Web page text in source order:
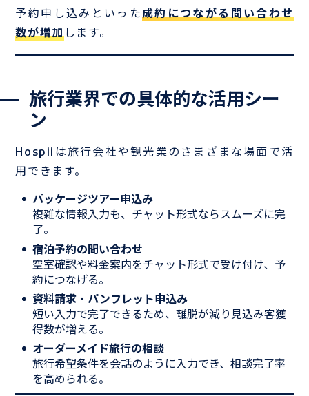
予約申し込みといった成約につながる問い合わせ
数が増加します。
旅行業界での具体的な活用シー
ン
Hospiiは旅行会社や観光業のさまざまな場面で活
用できます。
パッケージツアー申込み
複雑な情報入力も、チャット形式ならスムーズに完
了。
宿泊予約の問い合わせ
空室確認や料金案内をチャット形式で受け付け、予
約につなげる。
資料請求・パンフレット申込み
短い入力で完了できるため、離脱が減り見込み客獲
得数が増える。
オーダーメイド旅行の相談
旅行希望条件を会話のように入力でき、相談完了率
を高められる。